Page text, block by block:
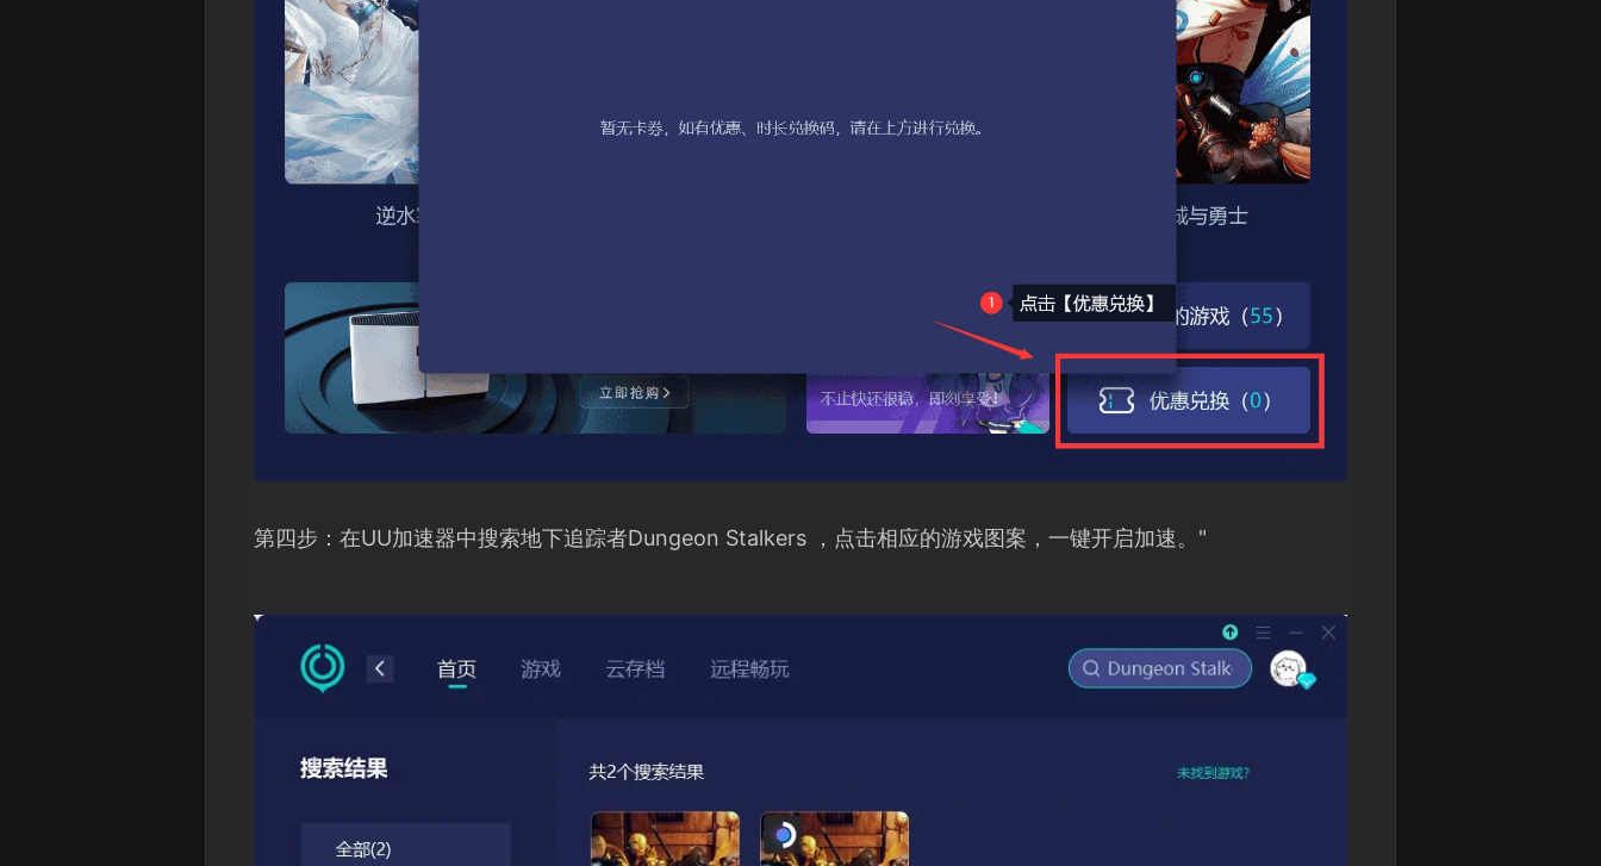
第四步：在UU加速器中搜索地下追踪者Dungeon Stalkers ，点击相应的游戏图案，一键开启加速。"